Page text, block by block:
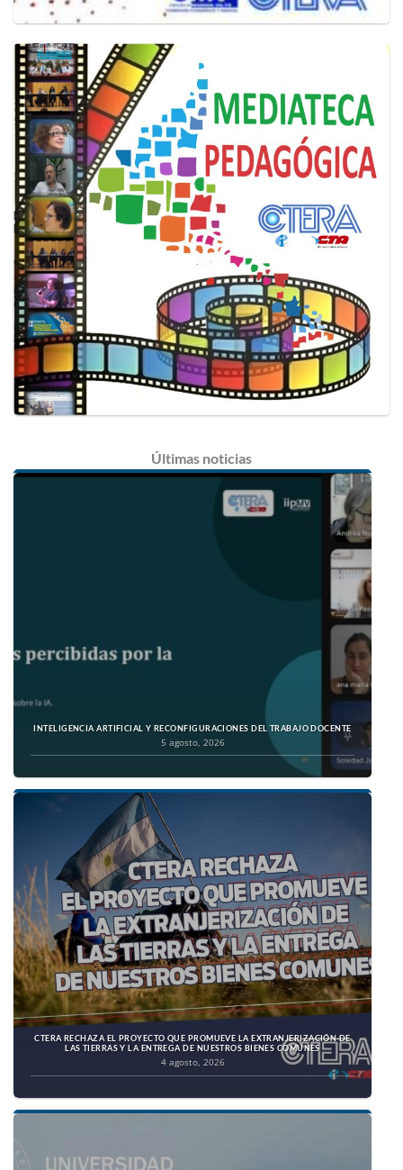
Últimas noticias
INTELIGENCIA ARTIFICIAL Y RECONFIGURACIONES DEL TRABAJO DOCENTE
5 agosto, 2026
CTERA RECHAZA EL PROYECTO QUE PROMUEVE LA EXTRANJERIZACIÓN DE
LAS TIERRAS Y LA ENTREGA DE NUESTROS BIENES COMUNES
4 agosto, 2026